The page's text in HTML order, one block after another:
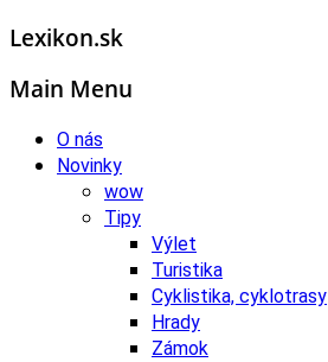
Lexikon.sk
Main Menu
O nás
Novinky
wow
Tipy
Výlet
Turistika
Cyklistika, cyklotrasy
Hrady
Zámok